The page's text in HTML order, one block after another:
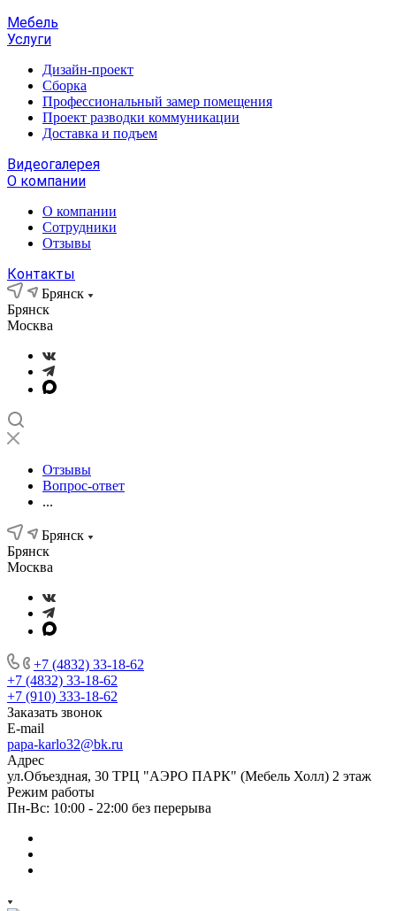
Мебель
Услуги
Дизайн-проект
Сборка
Профессиональный замер помещения
Проект разводки коммуникации
Доставка и подъем
Видеогалерея
О компании
О компании
Сотрудники
Отзывы
Контакты
Брянск
Брянск
Москва
Отзывы
Вопрос-ответ
...
Брянск
Брянск
Москва
+7 (4832) 33-18-62
+7 (4832) 33-18-62
+7 (910) 333-18-62
Заказать звонок
E-mail
papa-karlo32@bk.ru
Адрес
ул.Объездная, 30 ТРЦ "АЭРО ПАРК" (Мебель Холл) 2 этаж
Режим работы
Пн-Вс: 10:00 - 22:00 без перерыва